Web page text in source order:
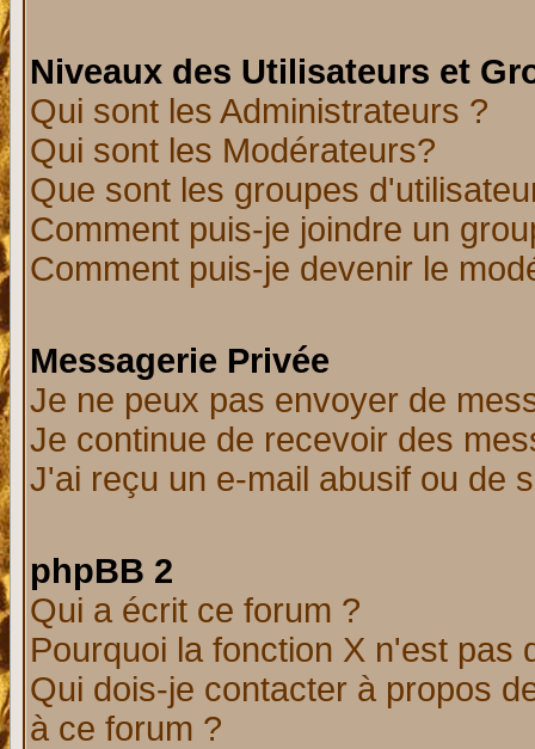
Niveaux des Utilisateurs et
Qui sont les Administrateurs ?
Qui sont les Modérateurs?
Que sont les groupes
Comment puis-je joindre un
Comment puis-je devenir le
Messagerie Privée
Je ne peux pas envoyer de
Je continue de recevoir des
J'ai reçu un e-mail abusif ou de
phpBB 2
Qui a écrit ce forum ?
Pourquoi la fonction X n'est pas
Qui dois-je contacter à propos
à ce forum ?